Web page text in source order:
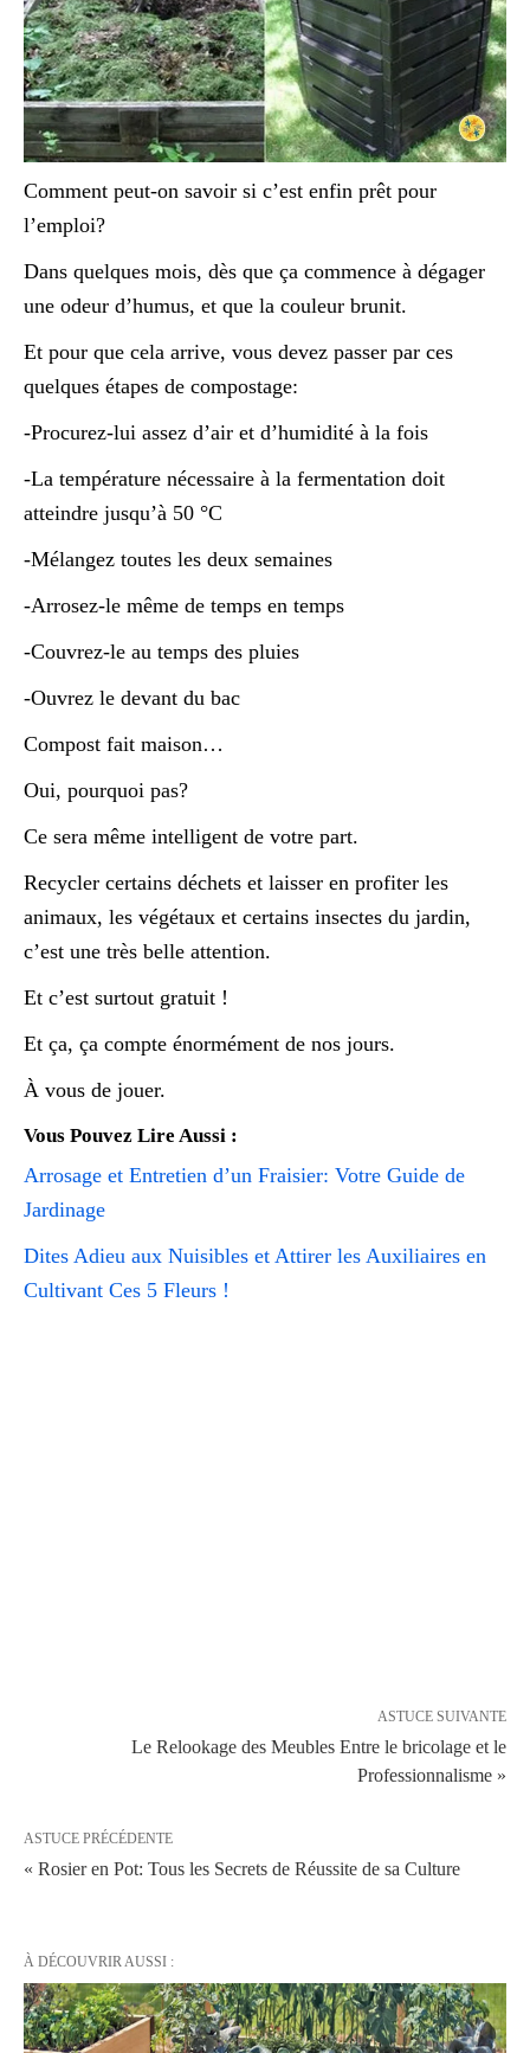
Comment peut-on savoir si c’est enfin prêt pour
l’emploi?
Dans quelques mois, dès que ça commence à dégager
une odeur d’humus, et que la couleur brunit.
Et pour que cela arrive, vous devez passer par ces
quelques étapes de compostage:
-Procurez-lui assez d’air et d’humidité à la fois
-La température nécessaire à la fermentation doit
atteindre jusqu’à 50 °C
-Mélangez toutes les deux semaines
-Arrosez-le même de temps en temps
-Couvrez-le au temps des pluies
-Ouvrez le devant du bac
Compost fait maison…
Oui, pourquoi pas?
Ce sera même intelligent de votre part.
Recycler certains déchets et laisser en profiter les
animaux, les végétaux et certains insectes du jardin,
c’est une très belle attention.
Et c’est surtout gratuit !
Et ça, ça compte énormément de nos jours.
À vous de jouer.
Vous Pouvez Lire Aussi :
Arrosage et Entretien d’un Fraisier: Votre Guide de
Jardinage
Dites Adieu aux Nuisibles et Attirer les Auxiliaires en
Cultivant Ces 5 Fleurs !
ASTUCE SUIVANTE
Le Relookage des Meubles Entre le bricolage et le
Professionnalisme »
ASTUCE PRÉCÉDENTE
« Rosier en Pot: Tous les Secrets de Réussite de sa Culture
À DÉCOUVRIR AUSSI :